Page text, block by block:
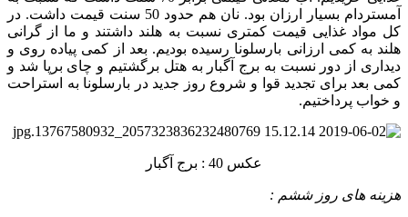
آمستردام بسیار ارزان بود. نان هم حدود 50 سنت قیمت داشت. در
کل مواد غذایی قیمت کمتری نسبت به هلند داشتند و ما از گرانی
هلند به کمی ارزانی بارسلونا رسیده بودیم. بعد از کمی پیاده روی و
دیداری از دور نسبت به برج آگبار به هتل برگشتیم و چای برپا شد و
کمی بعد برای تجدید قوا و شروع روز جدید در بارسلونا به استراحت
و خواب پرداختیم.
عکس 40 : برج آگبار
هزینه های روز ششم :